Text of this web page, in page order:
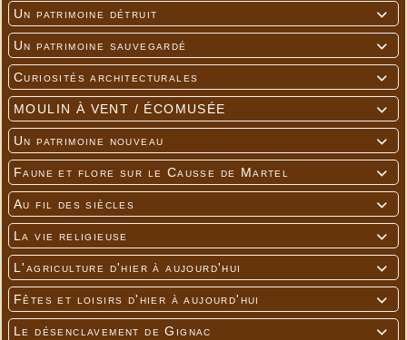

Un patrimoine détruit

Un patrimoine sauvegardé

Curiosités architecturales

MOULIN À VENT / ÉCOMUSÉE

Un patrimoine nouveau

Faune et flore sur le Causse de Martel

Au fil des siècles

La vie religieuse

L'agriculture d'hier à aujourd'hui

Fêtes et loisirs d'hier à aujourd'hui

Le désenclavement de Gignac